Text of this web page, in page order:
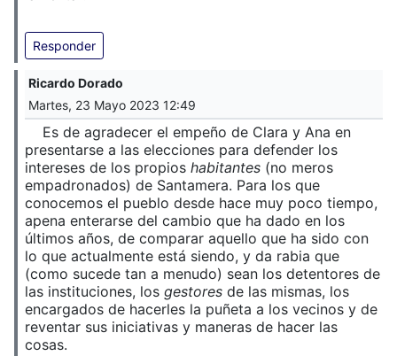
Responder
Ricardo Dorado
Martes, 23 Mayo 2023 12:49
Es de agradecer el empeño de Clara y Ana en
presentarse a las elecciones para defender los
intereses de los propios habitantes (no meros
empadronados) de Santamera. Para los que
conocemos el pueblo desde hace muy poco tiempo,
apena enterarse del cambio que ha dado en los
últimos años, de comparar aquello que ha sido con
lo que actualmente está siendo, y da rabia que
(como sucede tan a menudo) sean los detentores de
las instituciones, los gestores de las mismas, los
encargados de hacerles la puñeta a los vecinos y de
reventar sus iniciativas y maneras de hacer las
cosas.